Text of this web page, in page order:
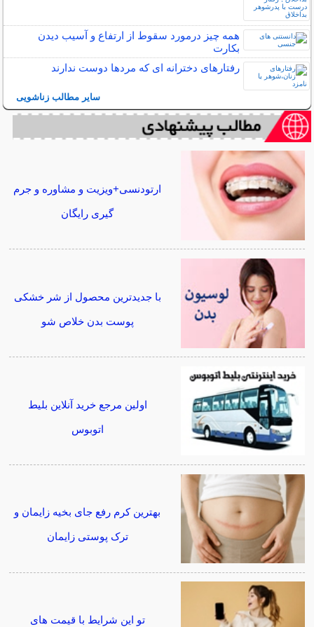
همه چیز درمورد سقوط از ارتفاع و آسیب دیدن
بکارت
رفتارهای دخترانه ای که مردها دوست ندارند
سایر مطالب زناشویی
ارتودنسی+ویزیت و مشاوره و جرم
گیری رایگان
با جدیدترین محصول از شر خشکی
پوست بدن خلاص شو
اولین مرجع خرید آنلاین بلیط
اتوبوس
بهترین کرم رفع جای بخیه زایمان و
ترک پوستی زایمان
تو این شرایط با قیمت های